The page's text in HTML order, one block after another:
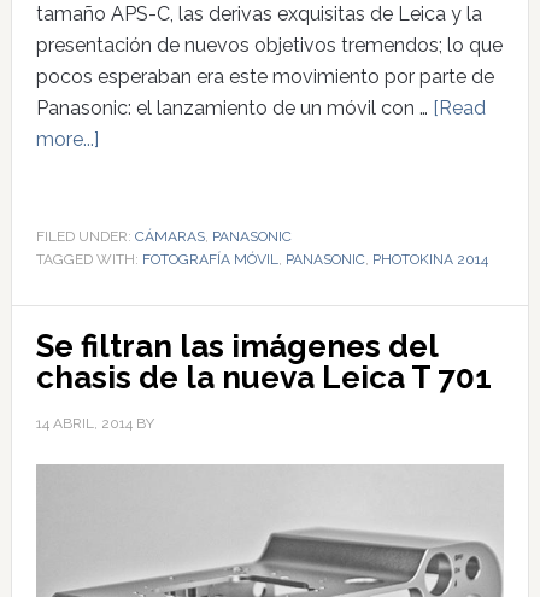
tamaño APS-C, las derivas exquisitas de Leica y la
presentación de nuevos objetivos tremendos; lo que
pocos esperaban era este movimiento por parte de
Panasonic: el lanzamiento de un móvil con … [Read
more...]
FILED UNDER: CÁMARAS, PANASONIC
TAGGED WITH: FOTOGRAFÍA MÓVIL PANASONIC, PHOTOKINA 2014
Se filtran las imágenes del
chasis de la nueva Leica T 701
14 ABRIL, 2014 BY